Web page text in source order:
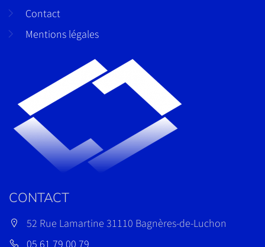
Contact
Mentions légales
CONTACT
52 Rue Lamartine 31110 Bagnères-de-Luchon
05 61 79 00 79